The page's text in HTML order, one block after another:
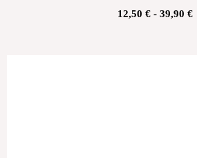
12,50 € - 39,90 €